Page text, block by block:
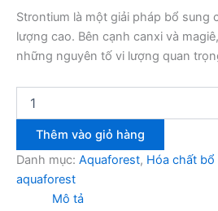
Strontium là một giải pháp bổ sung
lượng cao. Bên cạnh canxi và
những nguyên tố vi lượng quan
Thêm vào giỏ hàng
Danh mục: Aquaforest, Hóa chất bổ
aquaforest
Mô tả